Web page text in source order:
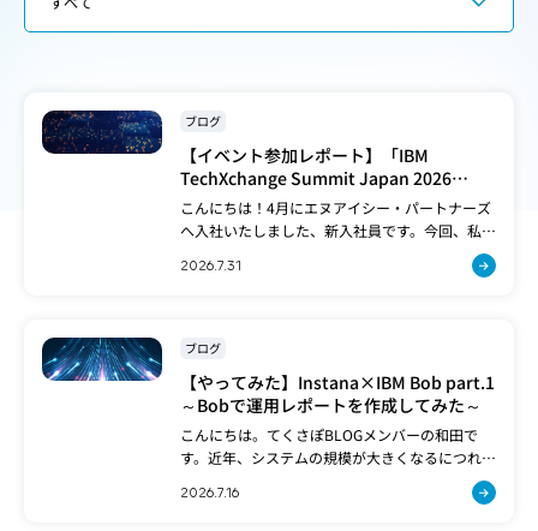
ブログ
【イベント参加レポート】「IBM
TechXchange Summit Japan 2026
Summer」に参加してきた
こんにちは！4月にエヌアイシー・パートナーズ
へ入社いたしました、新入社員です。今回、私た
ち新人が社会人として初めてIBM様のイベントに
参加してまいりました！会場の熱気や学びにつ
2026.7.31
ブログ
【やってみた】Instana×IBM Bob part.1
～Bobで運用レポートを作成してみた～
こんにちは。てくさぽBLOGメンバーの和田で
す。近年、システムの規模が大きくなるにつれ、
障害対応や日常の運用業務はますます複雑化し
ています。エラーが発生するたびに複数のダッ
2026.7.16